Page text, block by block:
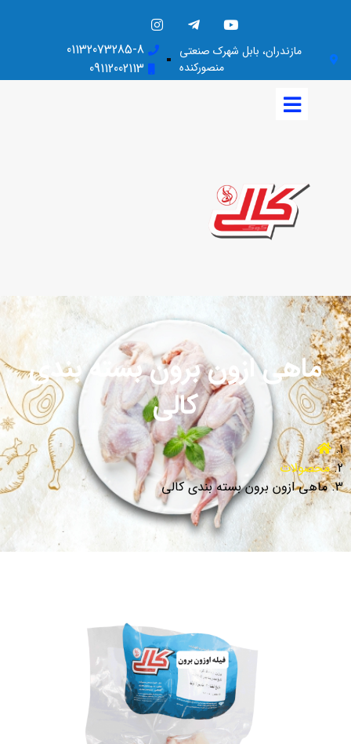
مازندران، بابل شهرک صنعتی
منصورکنده
01132073285-8
09112002113
ماهی ازون برون بسته بندی
کالی
محصولات
ماهی ازون برون بسته بندی کالی